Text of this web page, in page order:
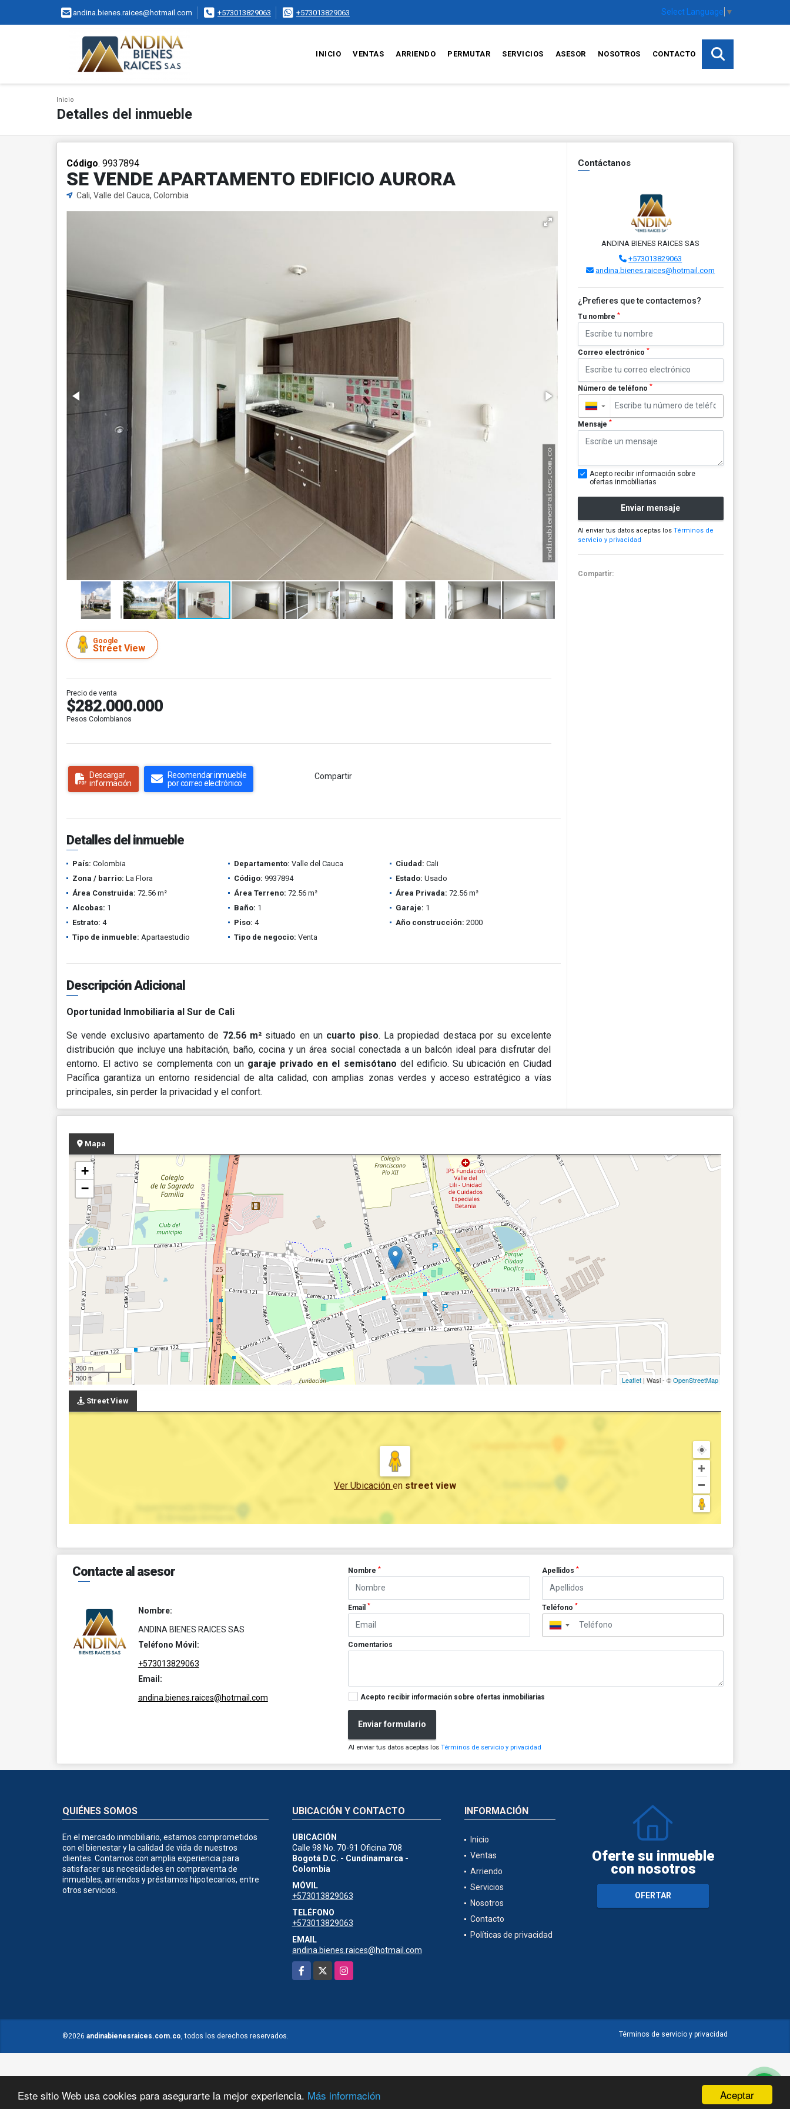
Aceptar
Este sitio Web usa cookies para asegurarte la mejor experiencia. Más información
andina.bienes.raices@hotmail.com +573013829063 +573013829063 Select Language ▼
INICIO VENTAS ARRIENDO PERMUTAR SERVICIOS ASESOR NOSOTROS CONTACTO
Inicio
Detalles del inmueble
Código. 9937894
SE VENDE APARTAMENTO EDIFICIO AURORA
Cali, Valle del Cauca, Colombia
Google
Street View
Precio de venta
$282.000.000
Pesos Colombianos
Descargar
información
Recomendar inmueble
por correo electrónico
Compartir
Detalles del inmueble
País: Colombia Departamento: Valle del Cauca Ciudad: Cali
Zona / barrio: La Flora Código: 9937894 Estado: Usado
Área Construida: 72.56 m² Área Terreno: 72.56 m² Área Privada: 72.56 m²
Alcobas: 1 Baño: 1 Garaje: 1
Estrato: 4 Piso: 4 Año construcción: 2000
Tipo de inmueble: Apartaestudio Tipo de negocio: Venta
Descripción Adicional
Oportunidad Inmobiliaria al Sur de Cali
Se vende exclusivo apartamento de 72.56 m²situado en un cuarto piso. La propiedad destaca por su excelente
distribución que incluye una habitación, baño, cocina y un área social conectada a un balcón ideal para disfrutar del
entorno. El activo se complementa con un garaje privado en el semisótano del edificio. Su ubicación en Ciudad
Pacífica garantiza un entorno residencial de alta calidad, con amplias zonas verdes y acceso estratégico a vías
principales, sin perder la privacidad y el confort.
Contáctanos
ANDINA BIENES RAICES SAS
+573013829063
andina.bienes.raices@hotmail.com
¿Prefieres que te contactemos?
Tu nombre *
Correo electrónico *
Número de teléfono *
▼
Mensaje *
Acepto recibir información sobre
ofertas inmobiliarias
Enviar mensaje
Al enviar tus datos aceptas los Términos de
servicio y privacidad
Compartir:
Mapa
+
−
200 m
500 ft
Leaflet | Wasi - ©OpenStreetMap
Street View
Ver Ubicación en street view
Contacte al asesor
Nombre:
ANDINA BIENES RAICES SAS
Teléfono Móvil:
+573013829063
Email:
andina.bienes.raices@hotmail.com
Nombre* Apellidos *
Email* Teléfono *
▼
Comentarios
Acepto recibir información sobre ofertas inmobiliarias
Enviar formulario
Al enviar tus datos aceptas losTérminos de servicio y privacidad
QUIÉNES SOMOS
En el mercado inmobiliario, estamos comprometidos
con el bienestar y la calidad de vida de nuestros
clientes. Contamos con amplia experiencia para
satisfacer sus necesidades en compraventa de
inmuebles, arriendos y préstamos hipotecarios, entre
otros servicios.
UBICACIÓN Y CONTACTO
UBICACIÓN
Calle 98 No. 70-91 Oficina 708
Bogotá D.C. - Cundinamarca -
Colombia
MÓVIL
+573013829063
TELÉFONO
+573013829063
EMAIL
andina.bienes.raices@hotmail.com
Facebook
Instagram
INFORMACIÓN
Inicio
Ventas
Arriendo
Servicios
Nosotros
Contacto
Políticas de privacidad
Oferte su inmueble
con nosotros
OFERTAR
©2026 andinabienesraices.com.co, todos los derechos reservados. Términos de servicio y privacidad